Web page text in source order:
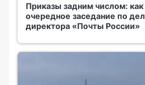
Приказы задним числом:
очередное заседание по
директора «Почты России»